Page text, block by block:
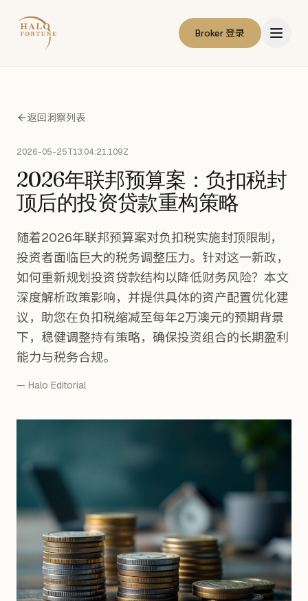
Broker 登录
返回洞察列表
2026-05-25T13:04:21.109Z
2026年联邦预算案：负扣税封
顶后的投资贷款重构策略
随着2026年联邦预算案对负扣税实施封顶限制，
投资者面临巨大的税务调整压力。针对这一新政，
如何重新规划投资贷款结构以降低财务风险？本文
深度解析政策影响，并提供具体的资产配置优化建
议，助您在负扣税缩减至每年2万澳元的预期背景
下，稳健调整持有策略，确保投资组合的长期盈利
能力与税务合规。
— Halo Editorial